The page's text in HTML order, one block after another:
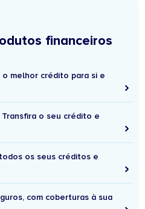
financeiros
melhor crédito para si e
o seu crédito e
os seus créditos e
com coberturas à sua